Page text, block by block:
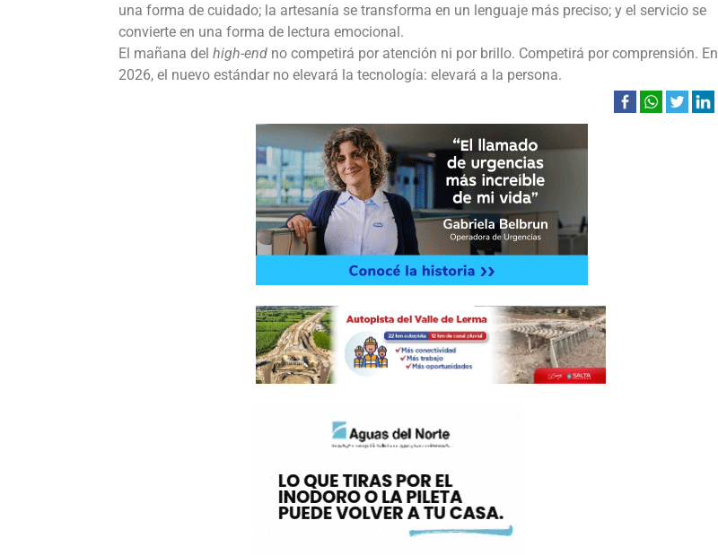
una forma de cuidado; la artesanía se transforma en un lenguaje más preciso; y el servicio se
convierte en una forma de lectura emocional.
El mañana del high-end no competirá por atención ni por brillo. Competirá por comprensión. En
2026, el nuevo estándar no elevará la tecnología: elevará a la persona.